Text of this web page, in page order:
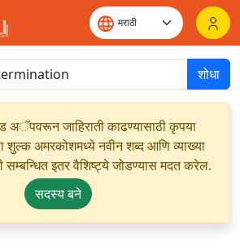
शोधा
अॅपवरून जाहिराती काढण्यासाठी कृपया
शुल्क अमरकोशमध्ये नवीन शब्द आणि व्याख्या
सम्बन्धित इतर वैशिष्ट्ये जोडण्यास मदत करेल.
सदस्य बने